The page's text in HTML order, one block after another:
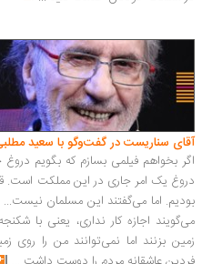
سناریست در گفت‌وگو با سعید مطلبی
بخواهم فیلمی بسازم که بگویم دروغ چیز
یک امر جاری در این مملکت است. قبحش
اما می‌گفتند این مسلمان نیست... وقتی
اجازه کار نداری، یعنی با شکنجه او
بزنند اما نمی‌توانند من را روی زمین